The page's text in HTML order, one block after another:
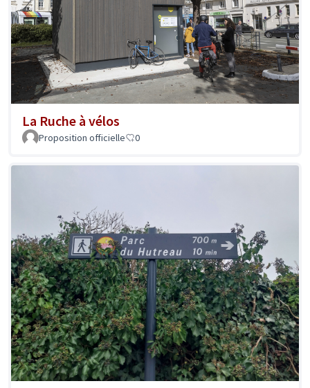
La Ruche à vélos
Proposition officielle 0